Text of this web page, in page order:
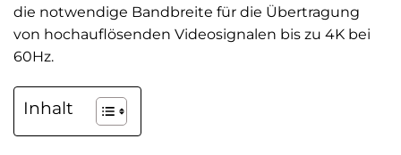
die notwendige Bandbreite für die Übertragung
von hochauflösenden Videosignalen bis zu 4K bei
60Hz.
Inhalt